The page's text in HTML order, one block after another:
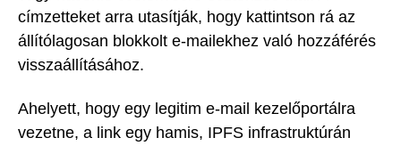
címzetteket arra utasítják, hogy kattintson rá az
állítólagosan blokkolt e-mailekhez való hozzáférés
visszaállításához.
Ahelyett, hogy egy legitim e-mail kezelőportálra
vezetne, a link egy hamis, IPFS infrastruktúrán